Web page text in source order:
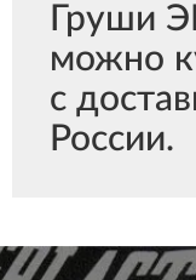
Груши
можно
с
России.